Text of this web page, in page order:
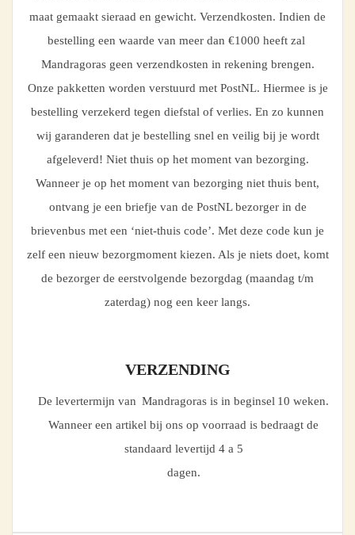
maat gemaakt sieraad en gewicht. Verzendkosten. Indien de
bestelling een waarde van meer dan €1000 heeft zal
Mandragoras geen verzendkosten in rekening brengen.
Onze pakketten worden verstuurd met PostNL. Hiermee is je
bestelling verzekerd tegen diefstal of verlies. En zo kunnen
wij garanderen dat je bestelling snel en veilig bij je wordt
afgeleverd! Niet thuis op het moment van bezorging.
Wanneer je op het moment van bezorging niet thuis bent,
ontvang je een briefje van de PostNL bezorger in de
brievenbus met een ‘niet-thuis code’. Met deze code kun je
zelf een nieuw bezorgmoment kiezen. Als je niets doet, komt
de bezorger de eerstvolgende bezorgdag (maandag t/m
zaterdag) nog een keer langs.
VERZENDING
De levertermijn van Mandragoras is in beginsel 10 weken.
Wanneer een artikel bij ons op voorraad is bedraagt de
standaard levertijd 4 a 5
dagen.